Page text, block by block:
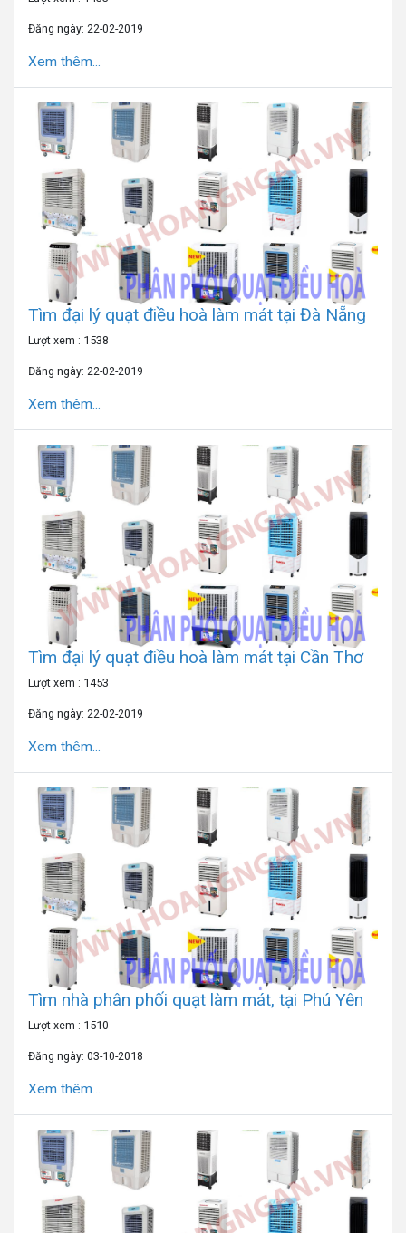
Đăng ngày: 22-02-2019
Xem thêm...
Tìm đại lý quạt điều hoà làm mát tại Đà Nẵng
Lượt xem : 1538
Đăng ngày: 22-02-2019
Xem thêm...
Tìm đại lý quạt điều hoà làm mát tại Cần Thơ
Lượt xem : 1453
Đăng ngày: 22-02-2019
Xem thêm...
Tìm nhà phân phối quạt làm mát, tại Phú Yên
Lượt xem : 1510
Đăng ngày: 03-10-2018
Xem thêm...